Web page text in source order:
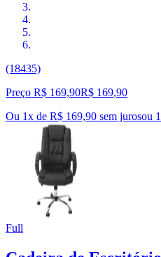
(18435)
Preço R$ 169,90R$ 169,90
Ou 1x de R$ 169,90 sem jurosou 1
Full